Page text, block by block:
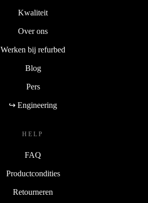
Kwaliteit
Over ons
Werken bij refurbed
Blog
Pers
↪ Engineering
HELP
FAQ
Productcondities
Retourneren